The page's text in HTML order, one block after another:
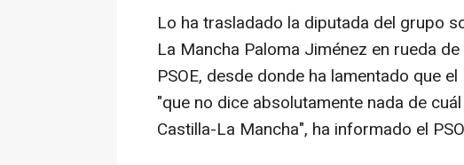
Lo ha trasladado la diputada del grupo
La Mancha Paloma Jiménez en rueda
PSOE, desde donde ha lamentado que
"que no dice absolutamente nada de
Castilla-La Mancha", ha informado el